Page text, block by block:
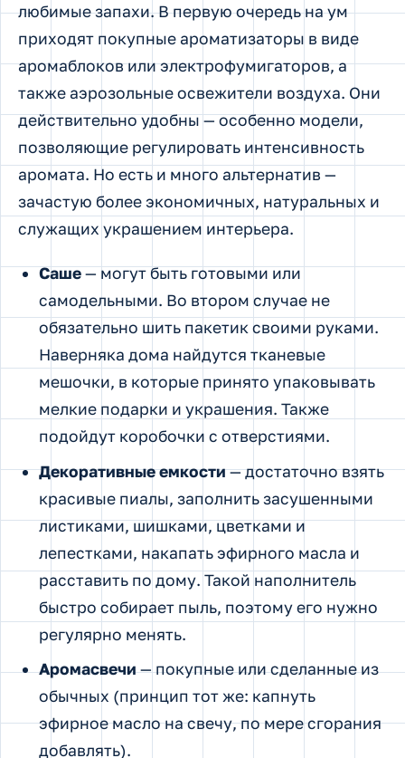
любимые запахи. В первую очередь на ум
приходят покупные ароматизаторы в виде
аромаблоков или электрофумигаторов, а
также аэрозольные освежители воздуха. Они
действительно удобны — особенно модели,
позволяющие регулировать интенсивность
аромата. Но есть и много альтернатив —
зачастую более экономичных, натуральных и
служащих украшением интерьера.
Саше— могут быть готовыми или
самодельными. Во втором случае не
обязательно шить пакетик своими руками.
Наверняка дома найдутся тканевые
мешочки, в которые принято упаковывать
мелкие подарки и украшения. Также
подойдут коробочки с отверстиями.
Декоративные емкости— достаточно взять
красивые пиалы, заполнить засушенными
листиками, шишками, цветками и
лепестками, накапать эфирного масла и
расставить по дому. Такой наполнитель
быстро собирает пыль, поэтому его нужно
регулярно менять.
Аромасвечи— покупные или сделанные из
обычных (принцип тот же: капнуть
эфирное масло на свечу, по мере сгорания
добавлять).